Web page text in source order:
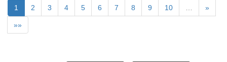
1 2 3 4 5 6 7 8 9 10 »
»»